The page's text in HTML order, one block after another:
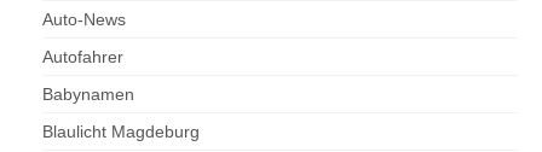
Auto-News
Autofahrer
Babynamen
Blaulicht Magdeburg